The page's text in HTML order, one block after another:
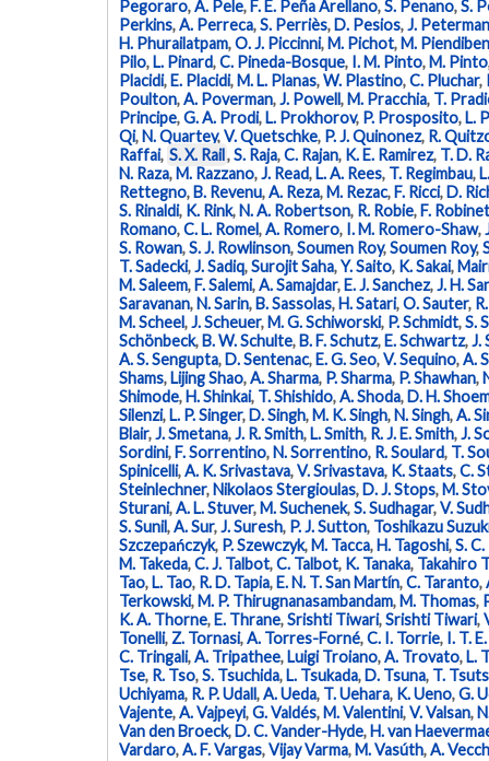
Pegoraro,A. Pele,F. E. Peña Arellano,S. Penano,S.
Perkins,A. Perreca,S. Perriès,D. Pesios,J.
H. Phurailatpam,O. J. Piccinni,M. Pichot,M.
Pilo,L. Pinard,C. Pineda-Bosque, I. M. Pinto,M. Pinto
Placidi,E. Placidi,M. L. Planas,W. Plastino,C. Pluchar,
Poulton,A. Poverman,J. Powell,M. Pracchia, T.
Principe,G. A. Prodi,L. Prokhorov, P. Prosposito,L.
Qi,N. Quartey,V. Quetschke, P. J. Quinonez, R.
Raffai, S. X. Rail,S. Raja,C. Rajan, K. E. Ramirez, T. D.
N. Raza,M. Razzano,J. Read,L. A. Rees, T. Regimbau,
Rettegno,B. Revenu,A. Reza,M. Rezac,F. Ricci,D.
S. Rinaldi, K. Rink,N. A. Robertson, R. Robie,F. Robinet
Romano,C. L. Romel,A. Romero, I. M. Romero-Shaw,
S. Rowan,S. J. Rowlinson,Soumen Roy,Soumen Roy,
T. Sadecki,J. Sadiq,Surojit Saha,Y. Saito, K. Sakai,
M. Saleem,F. Salemi,A. Samajdar,E. J. Sanchez,J. H.
Saravanan,N. Sarin,B. Sassolas,H. Satari,O. Sauter,
M. Scheel,J. Scheuer,M. G. Schiworski, P. Schmidt,S.
Schönbeck,B. W. Schulte,B. F. Schutz,E. Schwartz,J.
A. S. Sengupta,D. Sentenac,E. G. Seo,V. Sequino,A.
Shams,Lijing Shao,A. Sharma, P. Sharma, P. Shawhan,
Shimode,H. Shinkai, T. Shishido,A. Shoda,D. H.
Silenzi,L. P. Singer,D. Singh,M. K. Singh,N. Singh,A.
Blair,J. Smetana,J. R. Smith,L. Smith, R. J. E. Smith,J.
Sordini,F. Sorrentino,N. Sorrentino, R. Soulard, T.
Spinicelli,A. K. Srivastava,V. Srivastava, K. Staats,C.
Steinlechner,Nikolaos Stergioulas,D. J. Stops,M.
Sturani,A. L. Stuver,M. Suchenek,S. Sudhagar,V.
S. Sunil,A. Sur,J. Suresh, P. J. Sutton, Toshikazu
Szczepańczyk, P. Szewczyk,M. Tacca,H. Tagoshi,S.
M. Takeda,C. J. Talbot,C. Talbot, K. Tanaka, Takahiro
Tao,L. Tao, R. D. Tapia,E. N. T. San Martín,C. Taranto,
Terkowski,M. P. Thirugnanasambandam,M. Thomas,
K. A. Thorne,E. Thrane,Srishti Tiwari,Srishti Tiwari,
Tonelli, Z. Tornasi,A. Torres-Forné,C. I. Torrie, I. T.
C. Tringali,A. Tripathee,Luigi Troiano,A. Trovato,L.
Tse, R. Tso,S. Tsuchida,L. Tsukada,D. Tsuna, T.
Uchiyama, R. P. Udall,A. Ueda, T. Uehara, K. Ueno,G.
Vajente,A. Vajpeyi,G. Valdés,M. Valentini,V. Valsan,
Van den Broeck,D. C. Vander-Hyde,H. van
Vardaro,A. F. Vargas,Vijay Varma,M. Vasúth,A.